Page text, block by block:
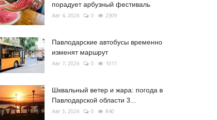
порадует арбузный фестиваль
Авг 4, 2026 0 2309
Павлодарские автобусы временно
изменят маршрут
Авг 7, 2026 0 1011
Шквальный ветер и жара: погода в
Павлодарской области 3...
Авг 3, 2026 0 840